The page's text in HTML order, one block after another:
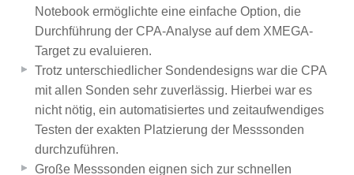
Notebook ermöglichte eine einfache Option, die
Durchführung der CPA-Analyse auf dem XMEGA-
Target zu evaluieren.
Trotz unterschiedlicher Sondendesigns war die CPA
mit allen Sonden sehr zuverlässig. Hierbei war es
nicht nötig, ein automatisiertes und zeitaufwendiges
Testen der exakten Platzierung der Messsonden
durchzuführen.
Große Messsonden eignen sich zur schnellen